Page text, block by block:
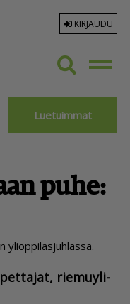
KIRJAUDU
Luetuimmat
puhe:
yli­op­pi­las­juh­las­sa.
rie­mu­y­li­